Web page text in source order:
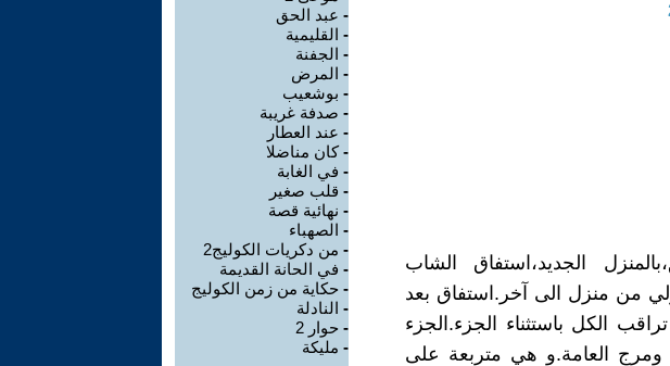
الجديد،استفاق الشاب
من منزل الى آخر.استفاق بعد
الكل باستثناء الجزء.الجزء
ومرج العامة.و هي متربعة على
- عبد الحق
- القليمية
- الجفنة
- المرض
- بوشعيب
- صدفة غريبة
- عند العطار
-كان مناضلا
- في الغابة
- قلب صغير
- نهائية قصة
- الصهباء
- من دكريات الكوليج2
- في الحانة القديمة
- حكاية من زمن الكوليج
- النادلة
- حوار 2
- مليكة